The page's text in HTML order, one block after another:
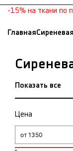
-15% на ткани по
Главная
Показать все
Цена